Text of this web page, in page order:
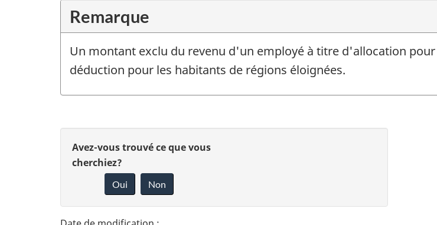
Remarque
Un montant exclu du revenu d'un employé à titre d'allocation
déduction pour les habitants de régions éloignées.
D
é
D
n
Avez-vous trouvé ce que vous
cherchiez?
Oui Non